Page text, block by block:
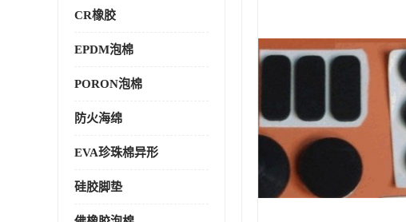
CR橡胶
EPDM泡棉
PORON泡棉
防火海绵
EVA珍珠棉异形
硅胶脚垫